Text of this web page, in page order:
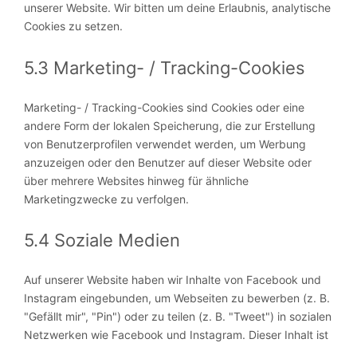
unserer Website. Wir bitten um deine Erlaubnis, analytische
Cookies zu setzen.
5.3 Marketing- / Tracking-Cookies
Marketing- / Tracking-Cookies sind Cookies oder eine
andere Form der lokalen Speicherung, die zur Erstellung
von Benutzerprofilen verwendet werden, um Werbung
anzuzeigen oder den Benutzer auf dieser Website oder
über mehrere Websites hinweg für ähnliche
Marketingzwecke zu verfolgen.
5.4 Soziale Medien
Auf unserer Website haben wir Inhalte von Facebook und
Instagram eingebunden, um Webseiten zu bewerben (z. B.
"Gefällt mir", "Pin") oder zu teilen (z. B. "Tweet") in sozialen
Netzwerken wie Facebook und Instagram. Dieser Inhalt ist